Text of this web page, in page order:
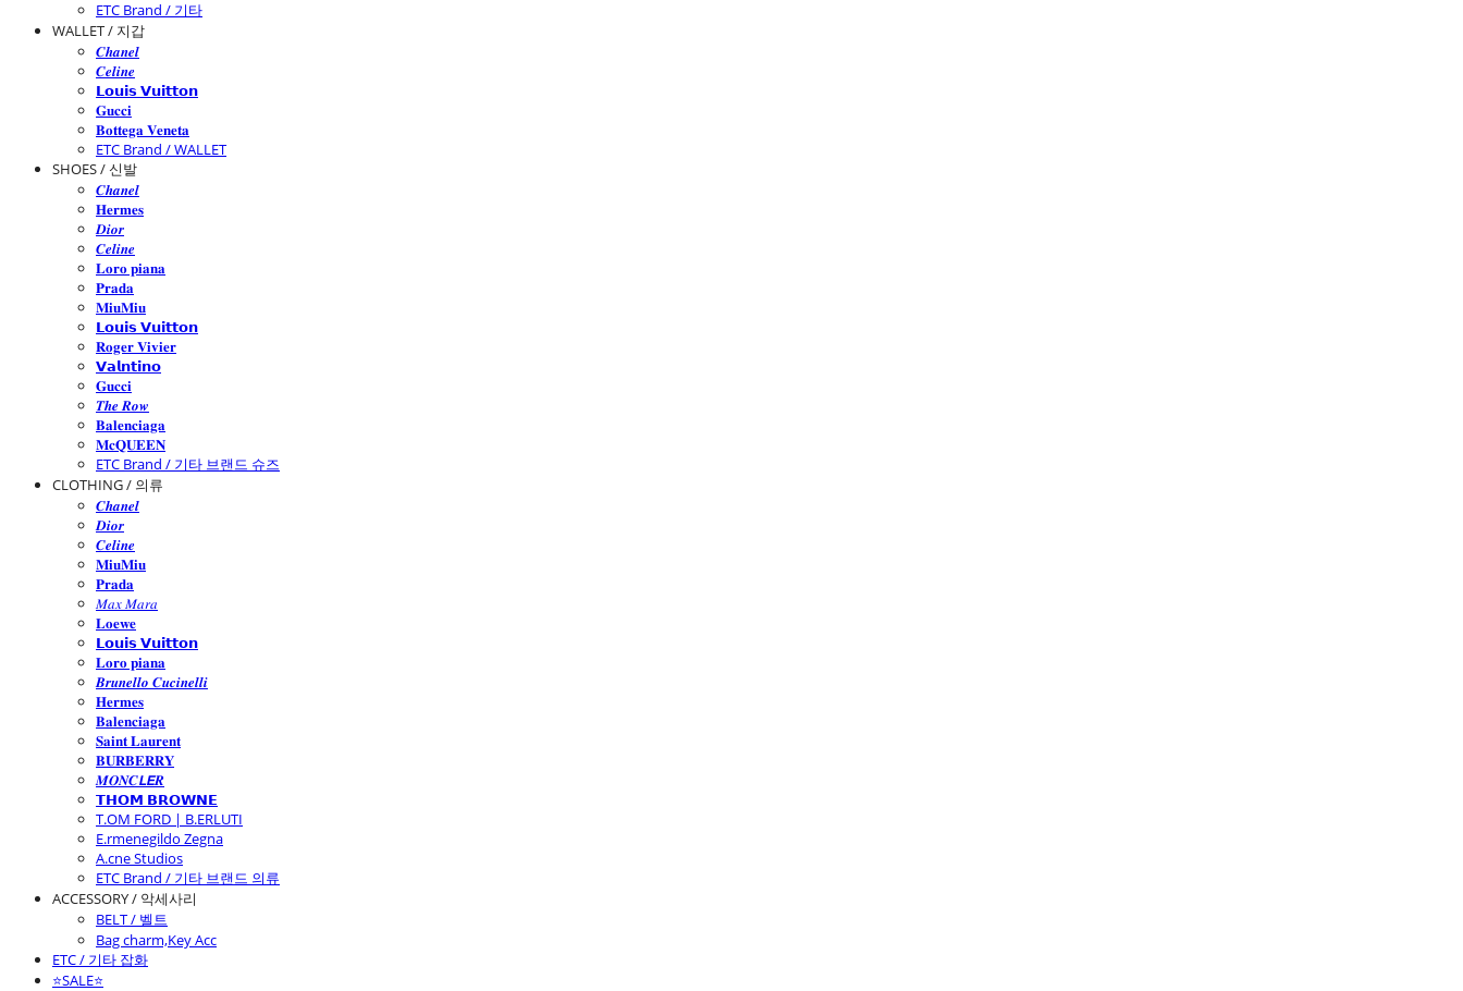
ETC Brand / 기타
WALLET / 지갑
𝑪𝒉𝒂𝒏𝒆𝒍
𝑪𝒆𝒍𝒊𝒏𝒆
𝗟𝗼𝘂𝗶𝘀 𝗩𝘂𝗶𝘁𝘁𝗼𝗻
𝐆𝐮𝐜𝐜𝐢
𝐁𝐨𝐭𝐭𝐞𝐠𝐚 𝐕𝐞𝐧𝐞𝐭𝐚
ETC Brand / WALLET
SHOES / 신발
𝑪𝒉𝒂𝒏𝒆𝒍
𝐇𝐞𝐫𝐦𝐞𝐬
𝑫𝒊𝒐𝒓
𝑪𝒆𝒍𝒊𝒏𝒆
𝐋𝐨𝐫𝐨 𝐩𝐢𝐚𝐧𝐚
𝐏𝐫𝐚𝐝𝐚
𝐌𝐢𝐮𝐌𝐢𝐮
𝗟𝗼𝘂𝗶𝘀 𝗩𝘂𝗶𝘁𝘁𝗼𝗻
𝐑𝐨𝐠𝐞𝐫 𝐕𝐢𝐯𝐢𝐞𝐫
𝗩𝗮𝗹𝗻𝘁𝗶𝗻𝗼
𝐆𝐮𝐜𝐜𝐢
𝑻𝒉𝒆 𝑹𝒐𝒘
𝐁𝐚𝐥𝐞𝐧𝐜𝐢𝐚𝐠𝐚
𝐌𝐜𝐐𝐔𝐄𝐄𝐍
ETC Brand / 기타 브랜드 슈즈
CLOTHING / 의류
𝑪𝒉𝒂𝒏𝒆𝒍
𝑫𝒊𝒐𝒓
𝑪𝒆𝒍𝒊𝒏𝒆
𝐌𝐢𝐮𝐌𝐢𝐮
𝐏𝐫𝐚𝐝𝐚
𝑀𝑎𝑥 𝑀𝑎𝑟𝑎
𝐋𝐨𝐞𝐰𝐞
𝗟𝗼𝘂𝗶𝘀 𝗩𝘂𝗶𝘁𝘁𝗼𝗻
𝐋𝐨𝐫𝐨 𝐩𝐢𝐚𝐧𝐚
𝑩𝒓𝒖𝒏𝒆𝒍𝒍𝒐 𝑪𝒖𝒄𝒊𝒏𝒆𝒍𝒍𝒊
𝐇𝐞𝐫𝐦𝐞𝐬
𝐁𝐚𝐥𝐞𝐧𝐜𝐢𝐚𝐠𝐚
𝐒𝐚𝐢𝐧𝐭 𝐋𝐚𝐮𝐫𝐞𝐧𝐭
𝐁𝐔𝐑𝐁𝐄𝐑𝐑𝐘
𝑴𝑶𝑵𝑪𝙇𝙀𝑹
𝗧𝗛𝗢𝗠 𝗕𝗥𝗢𝗪𝗡𝗘
T.OM FORD | B.ERLUTI
E.rmenegildo Zegna
A.cne Studios
ETC Brand / 기타 브랜드 의류
ACCESSORY / 악세사리
BELT / 벨트
Bag charm,Key Acc
ETC / 기타 잡화
⭐SALE⭐